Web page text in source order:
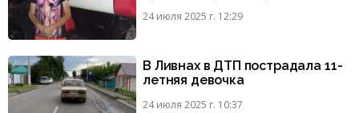
24 июля 2025 г. 12:29
В Ливнах в ДТП пострадала 11-
летняя девочка
24 июля 2025 г. 10:37